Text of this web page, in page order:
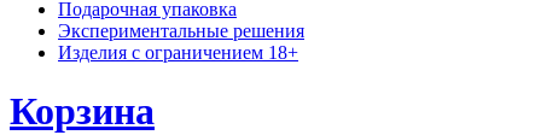
Подарочная упаковка
Экспериментальные решения
Изделия с ограничением 18+
Корзина